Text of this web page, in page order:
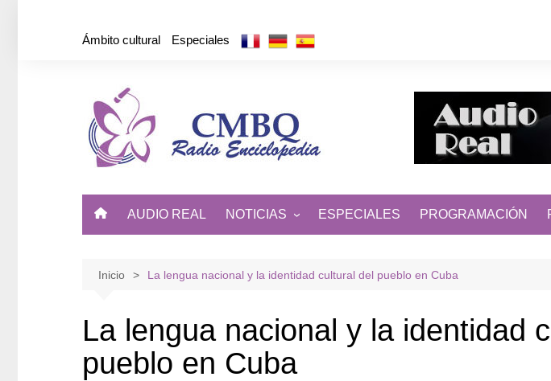
Ámbito cultural Especiales
AUDIO REAL NOTICIAS
DE CUBA Y EL MUNDO
ESPECIALES PROGRAMACIÓN
Inicio La lengua nacional y la identidad cultural del pueblo en Cuba
La lengua nacional y la identidad
pueblo en Cuba